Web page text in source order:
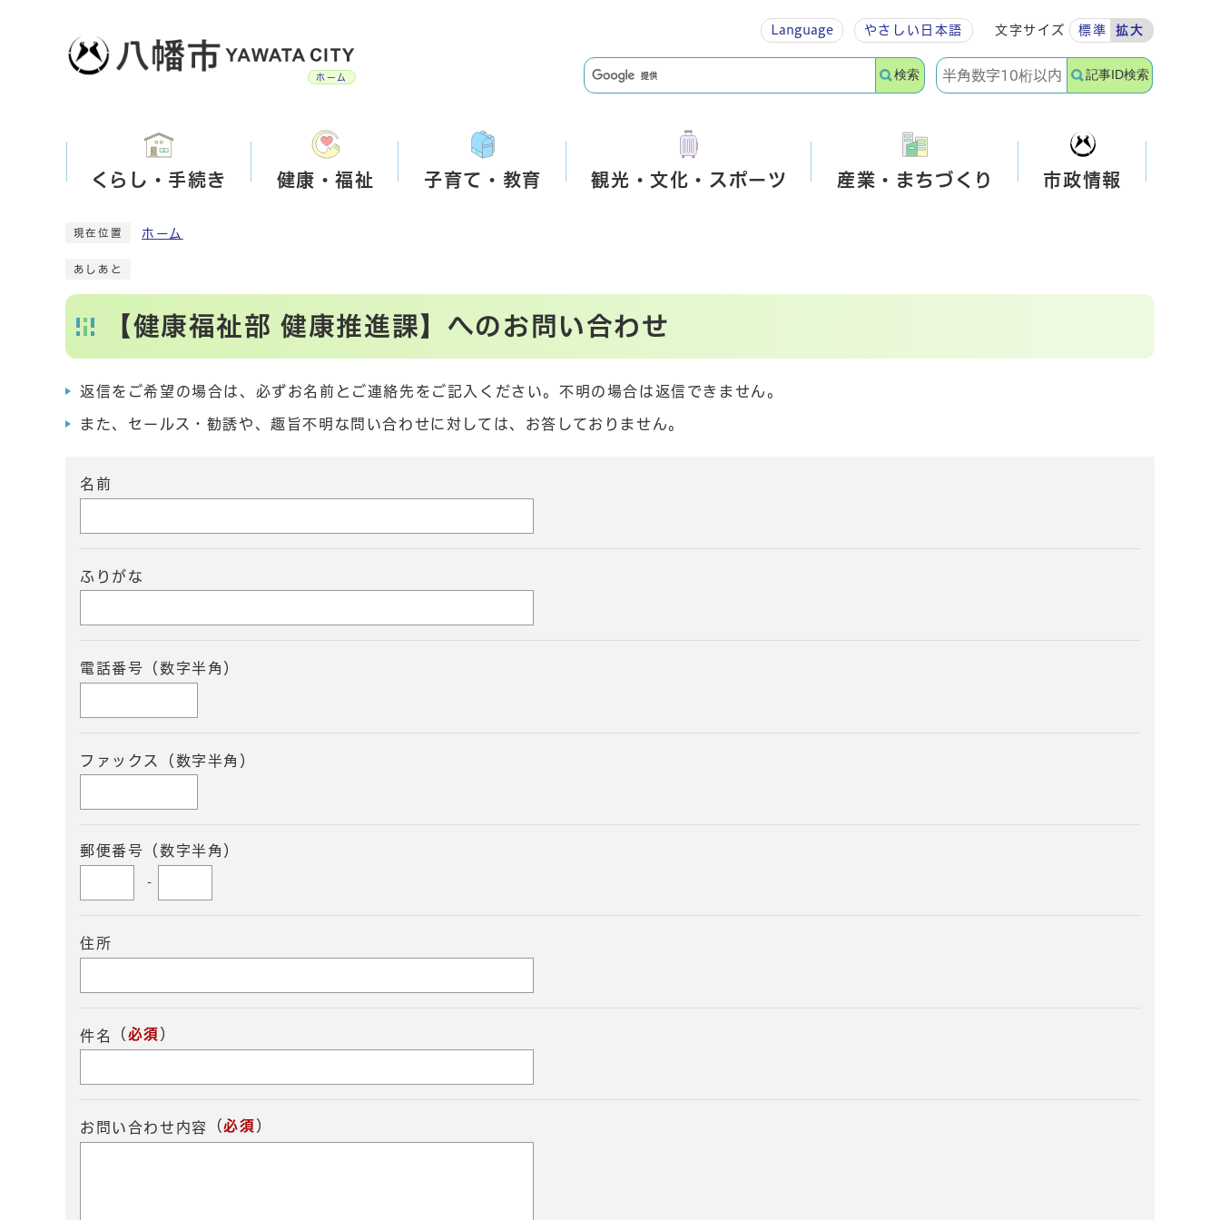
ホーム
Language やさしい 日本語 文字サイズ 標準 拡大
検索 記事ID検索
くらし・手続き 健康・福祉 子育て・教育 観光・文化・スポーツ 産業・まちづくり 市政情報
現在位置 ホーム
あしあと
【健康福祉部 健康推進課】へのお問い合わせ
返信をご希望の場合は、必ずお名前とご連絡先をご記入ください。不明の場合は返信できません。
また、セールス・勧誘や、趣旨不明な問い合わせに対しては、お答しておりません。
名前
ふりがな
電話番号（数字半角）
ファックス（数字半角）
郵便番号（数字半角）
-
住所
件名 （ 必須 ）
お問い合わせ内容 （必須 ）